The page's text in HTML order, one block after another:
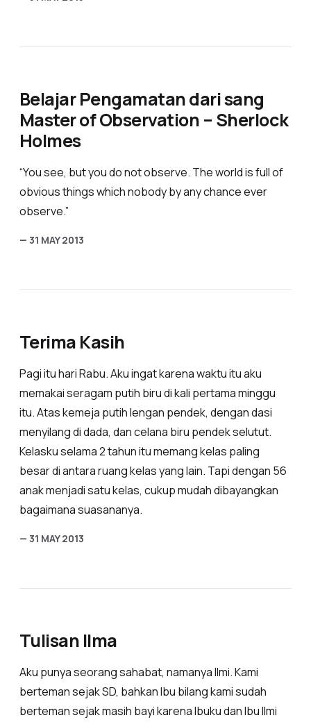
Belajar Pengamatan dari sang
Master of Observation – Sherlock
Holmes
“You see, but you do not observe. The world is full of
obvious things which nobody by any chance ever
observe.”
— 31 MAY 2013
Terima Kasih
Pagi itu hari Rabu. Aku ingat karena waktu itu aku
memakai seragam putih biru di kali pertama minggu
itu. Atas kemeja putih lengan pendek, dengan dasi
menyilang di dada, dan celana biru pendek selutut.
Kelasku selama 2 tahun itu memang kelas paling
besar di antara ruang kelas yang lain. Tapi dengan 56
anak menjadi satu kelas, cukup mudah dibayangkan
bagaimana suasananya.
— 31 MAY 2013
Tulisan Ilma
Aku punya seorang sahabat, namanya Ilmi. Kami
berteman sejak SD, bahkan Ibu bilang kami sudah
berteman sejak masih bayi karena Ibuku dan Ibu Ilmi